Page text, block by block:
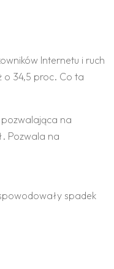
Internetu i ruch
o 34,5 proc. Co ta
pozwalająca na
Pozwala na
spadek